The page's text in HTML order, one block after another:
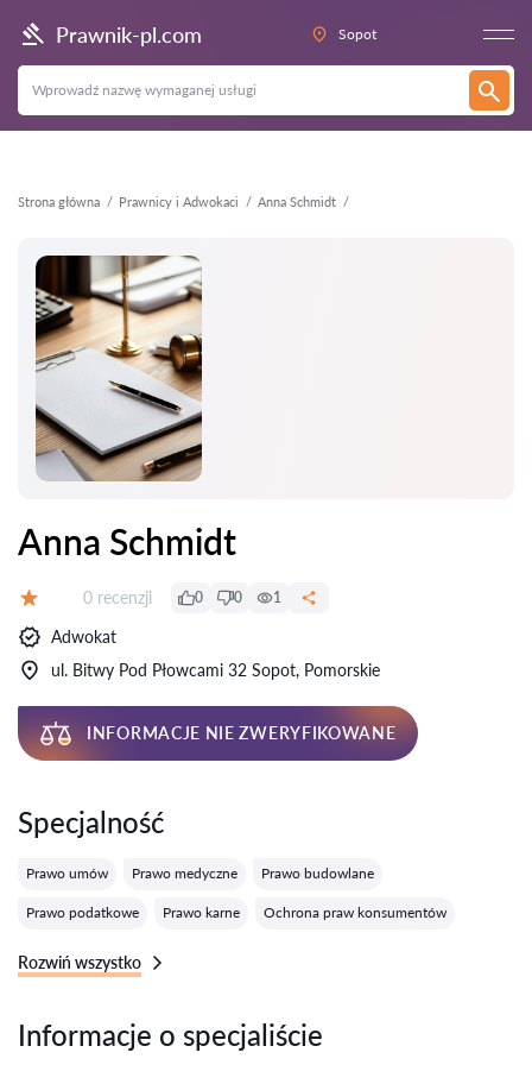
Prawnik-pl.com Sopot
Strona główna Prawnicy i Adwokaci Anna Schmidt
Wstecz
Anna Schmidt
Recenzji:
0 recenzji 0 0 1
Adwokat
ul. Bitwy Pod Płowcami 32 Sopot, Pomorskie
INFORMACJE NIE ZWERYFIKOWANE
Specjalność
Prawo umów Prawo medyczne Prawo budowlane
Prawo podatkowe Prawo karne Ochrona praw konsumentów
Rozwiń wszystko
Informacje o specjaliście